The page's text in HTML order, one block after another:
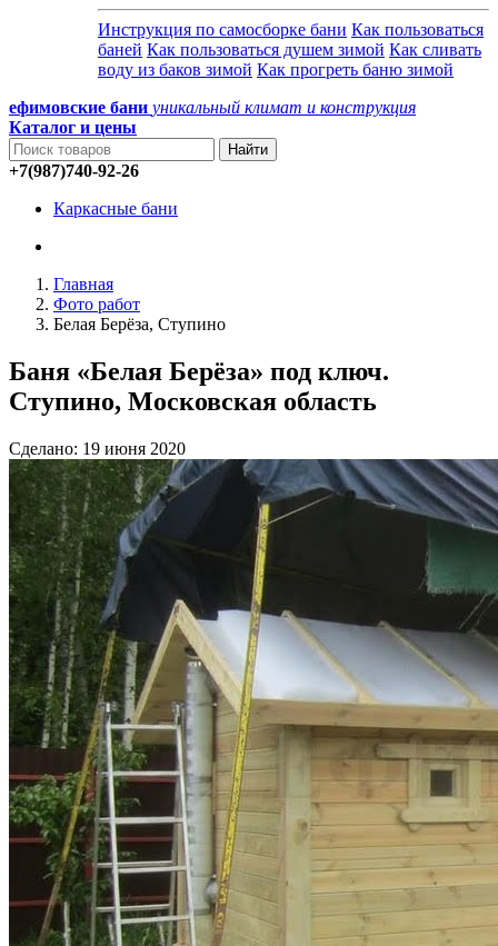
Инструкция по самосборке бани Как пользоваться
баней Как пользоваться душем зимой Как сливать
воду из баков зимой Как прогреть баню зимой
ефимовские бани уникальный климат и конструкция
Каталог и цены
+7(987)740-92-26
Каркасные бани
Главная
Фото работ
Белая Берёза, Ступино
Баня «Белая Берёза» под ключ.
Ступино, Московская область
Сделано: 19 июня 2020